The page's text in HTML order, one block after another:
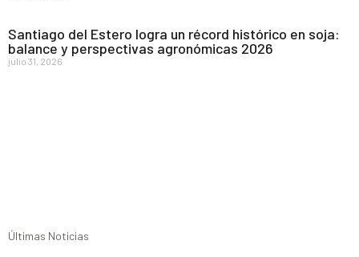
Santiago del Estero logra un récord histórico en soja:
balance y perspectivas agronómicas 2026
julio 31, 2026
Últimas Noticias